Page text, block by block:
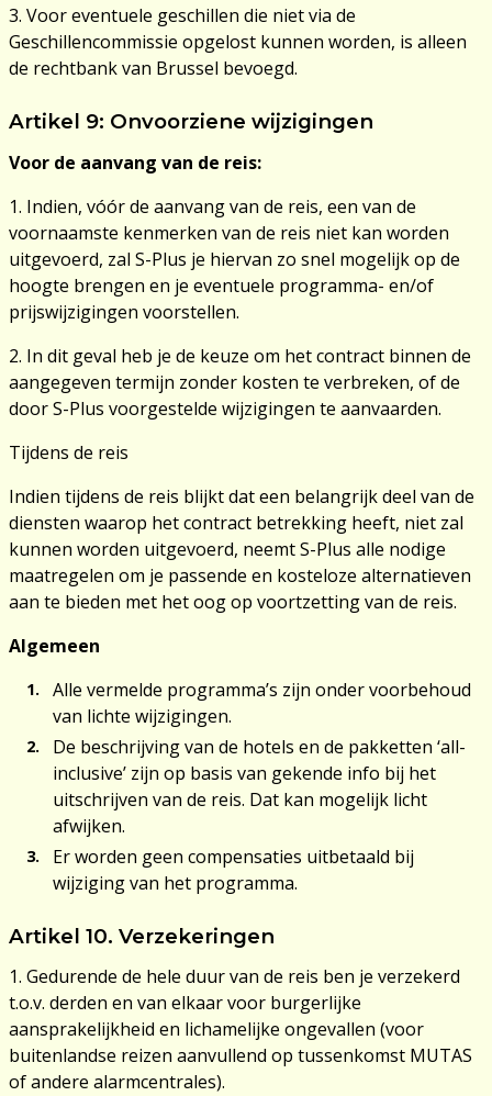
3. Voor eventuele geschillen die niet via de
Geschillencommissie opgelost kunnen worden, is alleen
de rechtbank van Brussel bevoegd.
Artikel 9: Onvoorziene wijzigingen
Voor de aanvang van de reis:
1. Indien, vóór de aanvang van de reis, een van de
voornaamste kenmerken van de reis niet kan worden
uitgevoerd, zal S-Plus je hiervan zo snel mogelijk op de
hoogte brengen en je eventuele programma- en/of
prijswijzigingen voorstellen.
2. In dit geval heb je de keuze om het contract binnen de
aangegeven termijn zonder kosten te verbreken, of de
door S-Plus voorgestelde wijzigingen te aanvaarden.
Tijdens de reis
Indien tijdens de reis blijkt dat een belangrijk deel van de
diensten waarop het contract betrekking heeft, niet zal
kunnen worden uitgevoerd, neemt S-Plus alle nodige
maatregelen om je passende en kosteloze alternatieven
aan te bieden met het oog op voortzetting van de reis.
Algemeen
Alle vermelde programma’s zijn onder voorbehoud
van lichte wijzigingen.
De beschrijving van de hotels en de pakketten ‘all-
inclusive’ zijn op basis van gekende info bij het
uitschrijven van de reis. Dat kan mogelijk licht
afwijken.
Er worden geen compensaties uitbetaald bij
wijziging van het programma.
Artikel 10. Verzekeringen
1. Gedurende de hele duur van de reis ben je verzekerd
t.o.v. derden en van elkaar voor burgerlijke
aansprakelijkheid en lichamelijke ongevallen (voor
buitenlandse reizen aanvullend op tussenkomst MUTAS
of andere alarmcentrales).